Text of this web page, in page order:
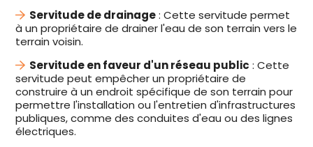
Servitude de drainage: Cette servitude permet
à un propriétaire de drainer l'eau de son terrain vers le
terrain voisin.
Servitude en faveur d'un réseau public : Cette
servitude peut empêcher un propriétaire de
construire à un endroit spécifique de son terrain pour
permettre l'installation ou l'entretien d'infrastructures
publiques, comme des conduites d'eau ou des lignes
électriques.